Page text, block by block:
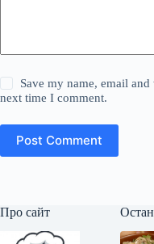
Save my name, email
next time I comment.
Post Comment
Про сайт